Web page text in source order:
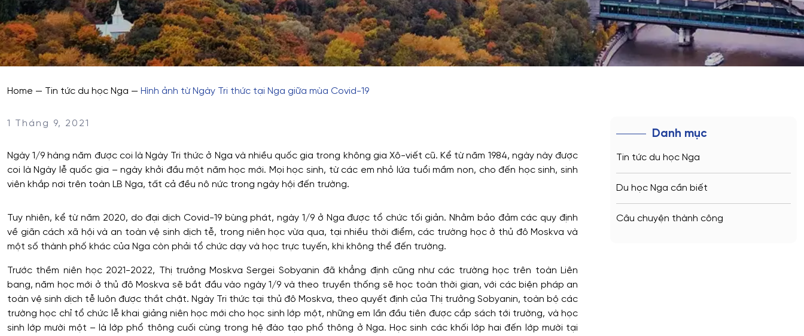
Home — Tin tức du học Nga — Hình ảnh từ Ngày Tri thức tại Nga giữa mùa Covid-19
1 Tháng 9, 2021
Ngày 1/9 hàng năm được coi là Ngày Tri thức ở Nga và nhiều quốc gia trong không gia Xô-viết cũ. Kể từ năm 1984, ngày này được
coi là Ngày lễ quốc gia – ngày khởi đầu một năm học mới. Mọi học sinh, từ các em nhỏ lứa tuổi mầm non, cho đến học sinh, sinh
viên khắp nơi trên toàn LB Nga, tất cả đều nô nức trong ngày hội đến trường.
Tuy nhiên, kể từ năm 2020, do đại dịch Covid-19 bùng phát, ngày 1/9 ở Nga được tổ chức tối giản. Nhằm bảo đảm các quy định
về giãn cách xã hội và an toàn vệ sinh dịch tễ, trong niên học vừa qua, tại nhiều thời điểm, các trường học ở thủ đô Moskva và
một số thành phố khác của Nga còn phải tổ chức dạy và học trực tuyến, khi không thể đến trường.
Trước thềm niên học 2021-2022, Thị trưởng Moskva Sergei Sobyanin đã khẳng định cũng như các trường học trên toàn Liên
bang, năm học mới ở thủ đô Moskva sẽ bắt đầu vào ngày 1/9 và theo truyền thống sẽ học toàn thời gian, với các biện pháp an
toàn vệ sinh dịch tễ luôn được thắt chặt. Ngày Tri thức tại thủ đô Moskva, theo quyết định của Thị trưởng Sobyanin, toàn bộ các
trường học chỉ tổ chức lễ khai giảng niên học mới cho học sinh lớp một, những em lần đầu tiên được cắp sách tới trường, và học
sinh lớp mười một – là lớp phổ thông cuối cùng trong hệ đào tạo phổ thông ở Nga. Học sinh các khối lớp hai đến lớp mười tại
Danh mục
Tin tức du học Nga
Du học Nga cần biết
Câu chuyện thành công